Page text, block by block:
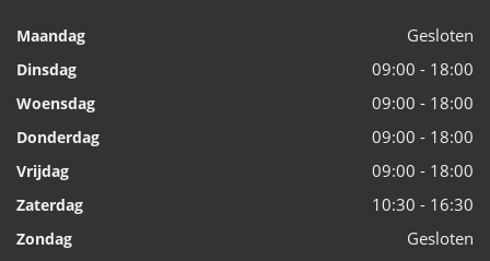
Maandag Gesloten
Dinsdag 09:00 - 18:00
Woensdag 09:00 - 18:00
Donderdag 09:00 - 18:00
Vrijdag 09:00 - 18:00
Zaterdag 10:30 - 16:30
Zondag Gesloten